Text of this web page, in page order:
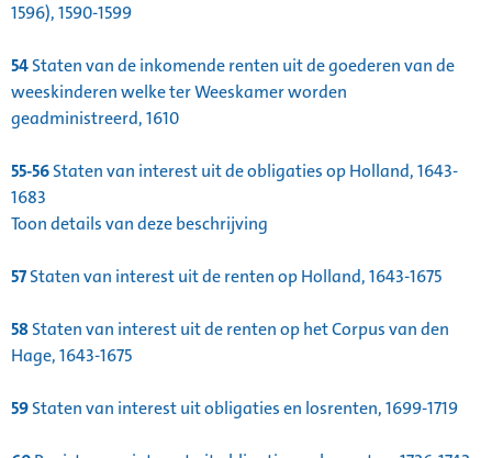
1596), 1590-1599
54Staten van de inkomende renten uit de goederen van de
weeskinderen welke ter Weeskamer worden
geadministreerd, 1610
55-56Staten van interest uit de obligaties op Holland, 1643-
1683
Toon details van deze beschrijving
57Staten van interest uit de renten op Holland, 1643-1675
58Staten van interest uit de renten op het Corpus van den
Hage, 1643-1675
59Staten van interest uit obligaties en losrenten, 1699-1719